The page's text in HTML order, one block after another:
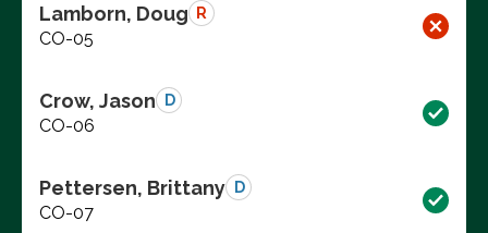
Lamborn, Doug R
CO-05
Crow, Jason D
CO-06
Pettersen, Brittany D
CO-07